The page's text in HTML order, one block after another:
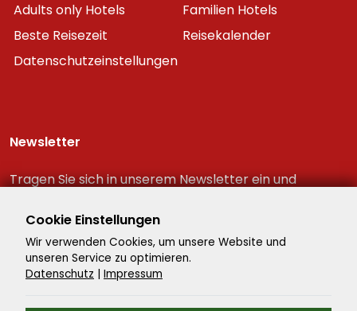
Adults only Hotels
Familien Hotels
Beste Reisezeit
Reisekalender
Datenschutzeinstellungen
Newsletter
Tragen Sie sich in unserem Newsletter ein und
Reiseschnäppchen!
Cookie Einstellungen
Wir verwenden Cookies, um unsere Website und
unseren Service zu optimieren.
Datenschutz | Impressum